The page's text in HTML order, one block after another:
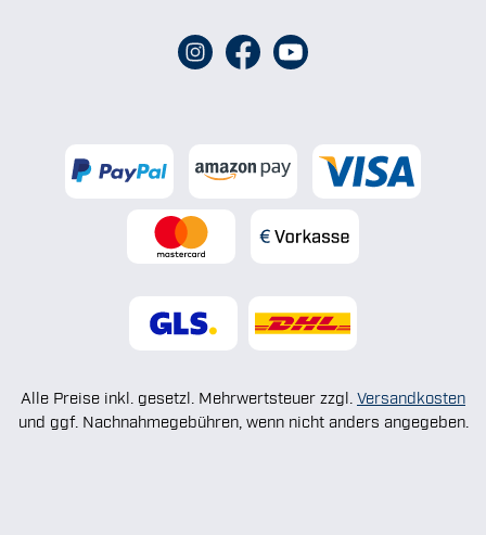
Alle Preise inkl. gesetzl. Mehrwertsteuer zzgl. Versandkosten
und ggf. Nachnahmegebühren, wenn nicht anders angegeben.